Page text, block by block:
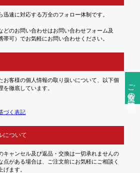
ご注文前の確認事項
速に対応する万全のフォロー体制です。
どのお問い合わせはお問い合わせフォーム及
可）でお気軽にお問い合わせください。
お客様の個人情報の取り扱いについて、以下個
を徹底しています。
づく表記
について
キャンセル及び返品・交換は一切承れませんの
点がある場合は、ご注文前にお気軽にご相談く
げます。